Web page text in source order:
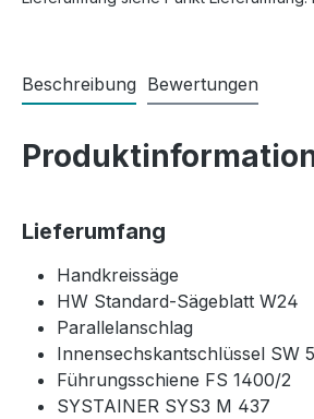
Beschreibung Bewertungen
Lieferumfang
Handkreissäge
HW Standard-Sägeblatt W24
Parallelanschlag
Innensechskantschlüssel SW 5
Führungsschiene FS 1400/2
SYSTAINER SYS3 M 437